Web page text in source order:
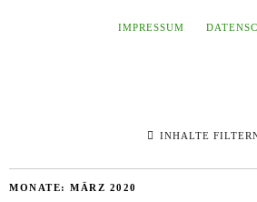
IMPRESSUM
INHALTE
MONATE: MÄRZ 2020